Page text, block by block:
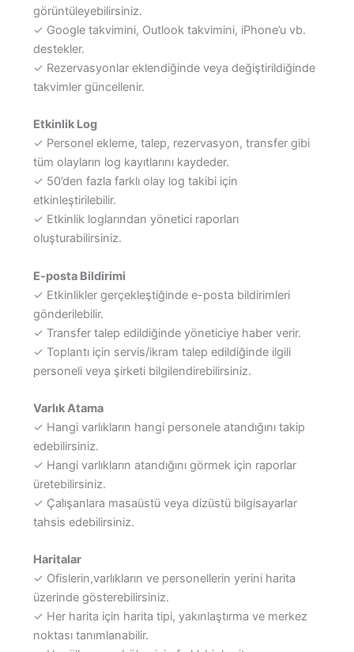
görüntüleyebilirsiniz.
✓ Google takvimini, Outlook takvimini, iPhone’u vb.
destekler.
✓ Rezervasyonlar eklendiğinde veya değiştirildiğinde
takvimler güncellenir.
Etkinlik Log
✓ Personel ekleme, talep, rezervasyon, transfer gibi
tüm olayların log kayıtlarını kaydeder.
✓ 50’den fazla farklı olay log takibi için
etkinleştirilebilir.
✓ Etkinlik loglarından yönetici raporları
oluşturabilirsiniz.
E-posta Bildirimi
✓ Etkinlikler gerçekleştiğinde e-posta bildirimleri
gönderilebilir.
✓ Transfer talep edildiğinde yöneticiye haber verir.
✓ Toplantı için servis/ikram talep edildiğinde ilgili
personeli veya şirketi bilgilendirebilirsiniz.
Varlık Atama
✓ Hangi varlıkların hangi personele atandığını takip
edebilirsiniz.
✓ Hangi varlıkların atandığını görmek için raporlar
üretebilirsiniz.
✓ Çalışanlara masaüstü veya dizüstü bilgisayarlar
tahsis edebilirsiniz.
Haritalar
✓ Ofislerin,varlıkların ve personellerin yerini harita
üzerinde gösterebilirsiniz.
✓ Her harita için harita tipi, yakınlaştırma ve merkez
noktası tanımlanabilir.